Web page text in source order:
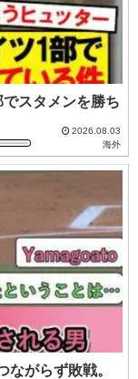
でスタメンを勝ち
2026.08.03
海外
ながらず敗戦。